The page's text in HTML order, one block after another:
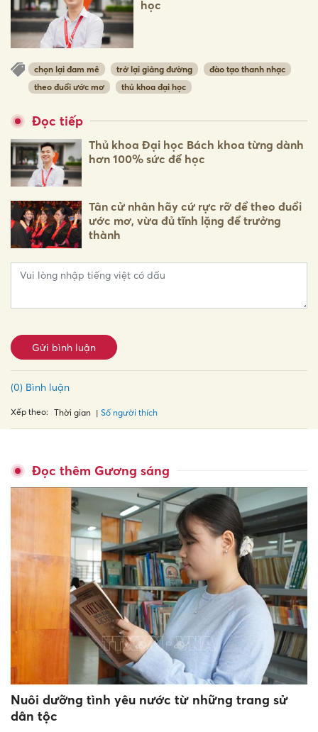
học
chọn lại đam mê trở lại giảng đường
đào tạo thanh nhạc
theo đuổi ước mơ
thủ khoa đại học
Đọc tiếp
Thủ khoa Đại học Bách khoa từng dành
hơn 100% sức để học
Tân cử nhân hãy cứ rực rỡ để theo đuổi
ước mơ, vừa đủ tĩnh lặng để trưởng
thành
Gửi bình luận
(0) Bình luận
Xếp theo: Thời gian Số người thích
Đọc thêm Gương sáng
Nuôi dưỡng tình yêu nước từ những trang sử
dân tộc